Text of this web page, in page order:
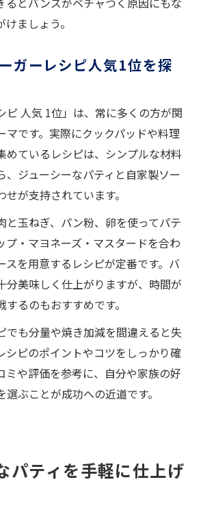
ましょう。
ガーレシピ人気1位を探
ピ 人気 1位」は、常に多くの方が関
マです。実際にクックパッドや料理
めているレシピは、シンプルな材料
、ジューシーなパティと自家製ソー
が支持されています。
と玉ねぎ、パン粉、卵を使ってパテ
プ・マヨネーズ・マスタードを合わ
スを用意するレシピが定番です。バ
分美味しく仕上がりますが、時間が
るのもおすすめです。
でも分量や焼き加減を間違えると失
シピのポイントやコツをしっかり確
ミや評価を参考に、自分や家族の好
ぶことが成功への近道です。
パティを手軽に仕上げ